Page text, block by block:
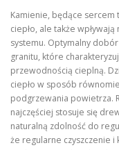
Kamienie, będące sercem
ciepło, ale także
systemu. Optymalny
granitu, które
przewodnością cieplną.
ciepło w sposób
podgrzewania powietrza.
najczęściej stosuje się
naturalną zdolność do
że regularne czyszczenie i